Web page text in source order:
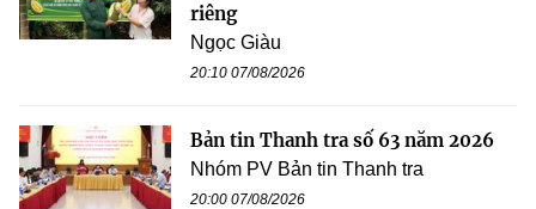
riêng
Ngọc Giàu
20:10 07/08/2026
Bản tin Thanh tra số 63 năm 2026
Nhóm PV Bản tin Thanh tra
20:00 07/08/2026